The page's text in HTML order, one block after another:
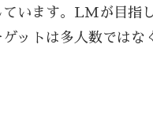
います。LMが目指
ットは多人数ではな